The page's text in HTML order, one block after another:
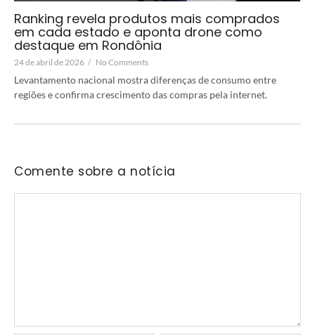
Ranking revela produtos mais comprados
em cada estado e aponta drone como
destaque em Rondônia
24 de abril de 2026 / No Comments
Levantamento nacional mostra diferenças de consumo entre
regiões e confirma crescimento das compras pela internet.
Comente sobre a notícia